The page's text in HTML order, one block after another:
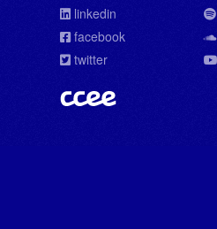
linkedin
facebook
twitter